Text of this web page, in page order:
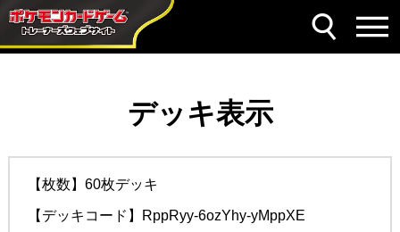
デッキ表示
【枚数】60枚デッキ
【デッキコード】 RppRyy-6ozYhy-yMppXE